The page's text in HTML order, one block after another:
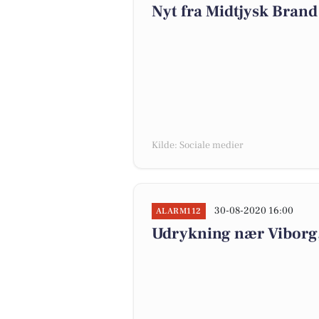
Nyt fra Midtjysk
Kilde: Sociale medier
ALARM112 30-08-2020 16:00
Udrykning nær